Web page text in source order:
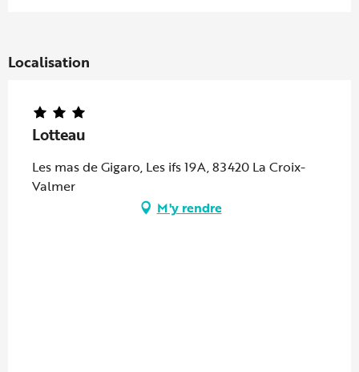
Localisation
Lotteau
Les mas de Gigaro, Les ifs 19A, 83420 La Croix-
Valmer
M'y rendre